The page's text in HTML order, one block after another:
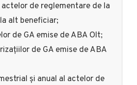
de reglementare de la
alt beneficiar;
de GA emise de ABA Olt;
de GA emise de ABA
și anual al actelor de